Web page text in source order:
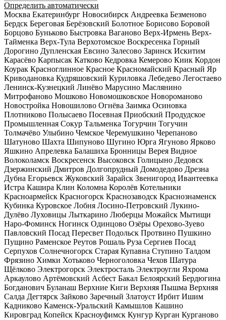
Определить автоматически
Москва Екатеринбург Новосибирск Андреевка Безменово
Бердск Береговая Берёзовский Болотное Борисово Боровой
Борцово Буньково Быстровка Ваганово Верх-Ирмень Верх-
Тайменка Верх-Тула Верхотомское Воскресенка Горный
Дорогино Дупленская Евсино Залесово Заринск Искитим
Карасёво Карпысак Катково Кедровка Кемерово Киик Кордон
Коурак Красноглинное Красное Красномайский Красный Яр
Криводановка Кудряшовский Куриловка Лебедево Легостаево
Ленинск-Кузнецкий Линёво Марусино Маслянино
Митрофаново Мошково Новомошковское Новороманово
Новостройка Новошилово Огнёва Заимка Осиновка
Плотниково Полысаево Посевная Приобский Продудское
Промышленная Сокур Тальменка Тогурчин Тогучин
Толмачёво Улыбино Чемское Черемушкино Черепаново
Шатуново Шахта Шипуново Шугино Юрга Ягуново Ярково
Яшкино Апрелевка Балашиха Бронницы Верея Видное
Волоколамск Воскресенск Высоковск Голицыно Дедовск
Дзержинский Дмитров Долгопрудный Домодедово Дрезна
Дубна Егорьевск Жуковский Зарайск Звенигород Ивантеевка
Истра Кашира Клин Коломна Королёв Котельники
Красноармейск Красногорск Краснозаводск Краснознаменск
Кубинка Куровское Лобня Лосино-Петровский Лукино-
Дулёво Луховицы Лыткарино Люберцы Можайск Мытищи
Наро-Фоминск Ногинск Одинцово Озёры Орехово-Зуево
Павловский Посад Пересвет Подольск Протвино Пушкино
Пущино Раменское Реутов Рошаль Руза Сергиев Посад
Серпухов Солнечногорск Старая Купавна Ступино Талдом
Фрязино Химки Хотьково Черноголовка Чехов Шатура
Щёлково Электрогорск Электросталь Электроугли Яхрома
Аркаулово Артёмовский Асбест Бакал Белоярский Бердюгина
Богданович Буланаш Верхние Киги Верхняя Пышма Верхняя
Салда Дегтярск Зайково Заречный Златоуст Ирбит Ишим
Кадниково Каменск-Уральский Камышлов Кашино
Кировград Копейск Красноуфимск Кунгур Курган Курганово